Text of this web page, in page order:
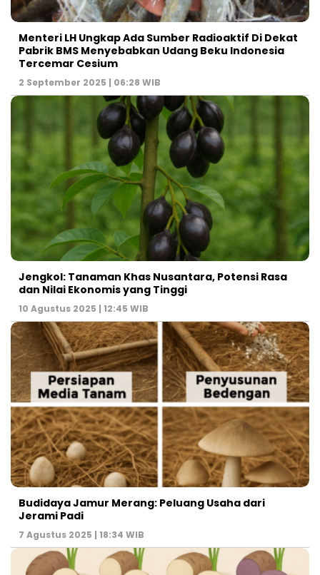
Menteri LH Ungkap Ada Sumber Radioaktif Di Dekat
Pabrik BMS Menyebabkan Udang Beku Indonesia
Tercemar Cesium
2 September 2025 | 06:28 WIB
Jengkol: Tanaman Khas Nusantara, Potensi Rasa
dan Nilai Ekonomis yang Tinggi
10 Agustus 2025 | 12:45 WIB
Budidaya Jamur Merang: Peluang Usaha dari
Jerami Padi
7 Agustus 2025 | 18:34 WIB